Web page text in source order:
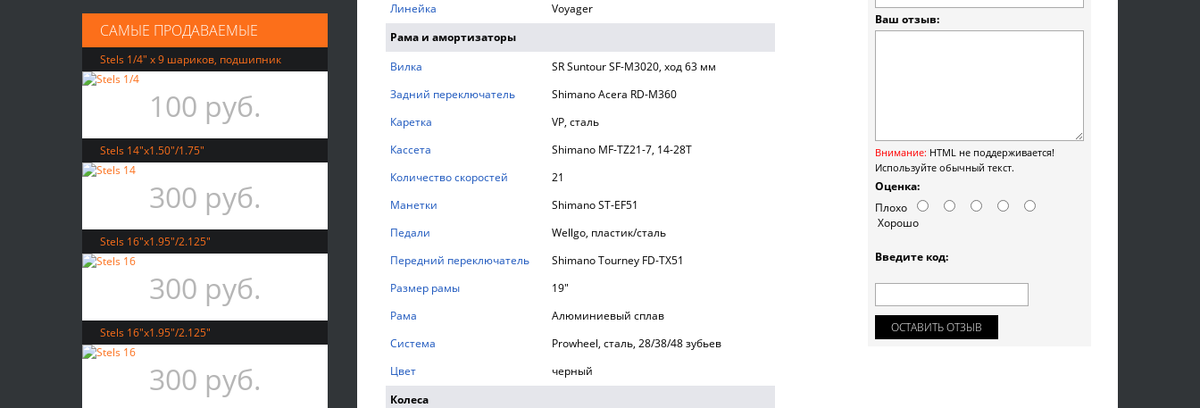
САМЫЕ ПРОДАВАЕМЫЕ
Stels 1/4" х 9 шариков, подшипник
100 руб.
Stels 14"x1.50"/1.75"
300 руб.
Stels 16"x1.95"/2.125"
300 руб.
Stels 16"x1.95"/2.125"
300 руб.
Линейка
Voyager
Рама и амортизаторы
Вилка
SR Suntour SF-M3020, ход 63 мм
Задний переключатель
Shimano Acera RD-M360
Каретка
VP, сталь
Кассета
Shimano MF-TZ21-7, 14-28T
Количество скоростей
21
Манетки
Shimano ST-EF51
Педали
Wellgo, пластик/сталь
Передний переключатель
Shimano Tourney FD-TX51
Размер рамы
19"
Рама
Алюминиевый сплав
Система
Prowheel, сталь, 28/38/48 зубьев
Цвет
черный
Колеса
Ваш отзыв:
Внимание: HTML не поддерживается!
Используйте обычный текст.
Оценка:
Плохо
Хорошо
Введите код:
ОСТАВИТЬ ОТЗЫВ